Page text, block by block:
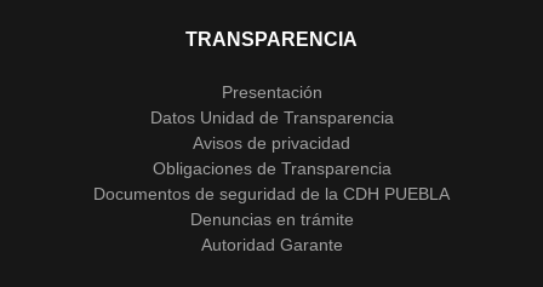
TRANSPARENCIA
Presentación
Datos Unidad de Transparencia
Avisos de privacidad
Obligaciones de Transparencia
Documentos de seguridad de la CDH PUEBLA
Denuncias en trámite
Autoridad Garante